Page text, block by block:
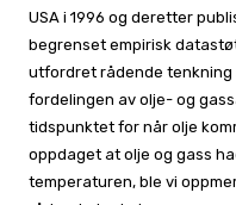
USA i 1996 og deretter
begrenset empirisk
utfordret rådende tenkning
fordelingen av olje- og
tidspunktet for når olje
oppdaget at olje og gass
temperaturen, ble vi